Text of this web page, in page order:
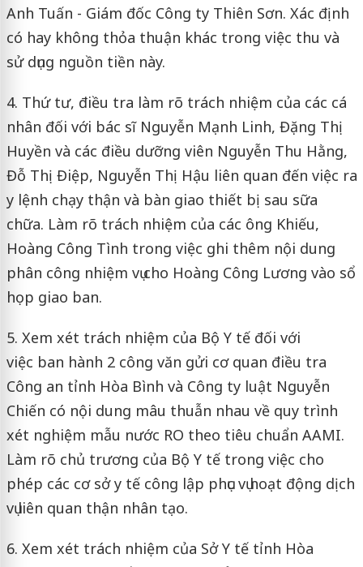
Anh Tuấn - Giám đốc Công ty Thiên Sơn. Xác định
có hay không thỏa thuận khác trong việc thu và
sử dụng nguồn tiền này.
4. Thứ tư, điều tra làm rõ trách nhiệm của các cá
nhân đối với bác sĩ Nguyễn Mạnh Linh, Đặng Thị
Huyền và các điều dưỡng viên Nguyễn Thu Hằng,
Đỗ Thị Điệp, Nguyễn Thị Hậu liên quan đến việc ra
y lệnh chạy thận và bàn giao thiết bị sau sữa
chữa. Làm rõ trách nhiệm của các ông Khiếu,
Hoàng Công Tình trong việc ghi thêm nội dung
phân công nhiệm vụ cho Hoàng Công Lương vào sổ
họp giao ban.
5. Xem xét trách nhiệm của Bộ Y tế đối với
việc ban hành 2 công văn gửi cơ quan điều tra
Công an tỉnh Hòa Bình và Công ty luật Nguyễn
Chiến có nội dung mâu thuẫn nhau về quy trình
xét nghiệm mẫu nước RO theo tiêu chuẩn AAMI.
Làm rõ chủ trương của Bộ Y tế trong việc cho
phép các cơ sở y tế công lập phục vụ hoạt động dịch
vụ liên quan thận nhân tạo.
6. Xem xét trách nhiệm của Sở Y tế tỉnh Hòa